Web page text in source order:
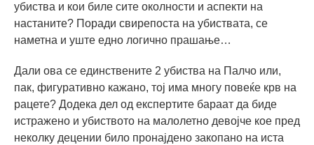
убиства и кои биле сите околности и аспекти на
настаните? Поради свирепоста на убиствата, се
наметна и уште едно логично прашање…
Дали ова се единствените 2 убиства на Палчо или,
пак, фигуративно кажано, тој има многу повеќе крв на
рацете? Додека дел од експертите бараат да биде
истражено и убиството на малолетно девојче кое пред
неколку децении било пронајдено закопано на иста